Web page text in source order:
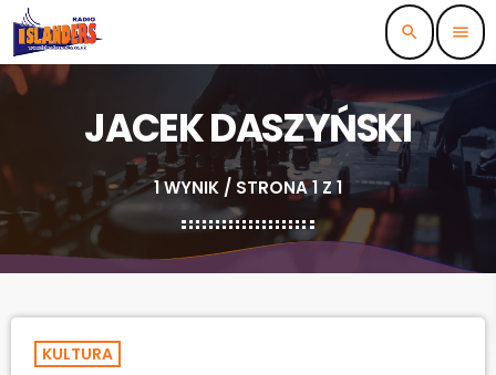
search menu
JACEK DASZYŃSKI
1 WYNIK / STRONA 1 Z 1
KULTURA